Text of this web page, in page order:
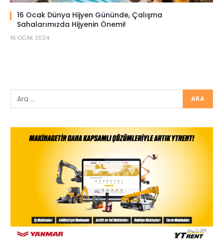
16 Ocak Dünya Hijyen Gününde, Çalışma
Sahalarımızda Hijyenin Önemi!
16 OCAK 2024